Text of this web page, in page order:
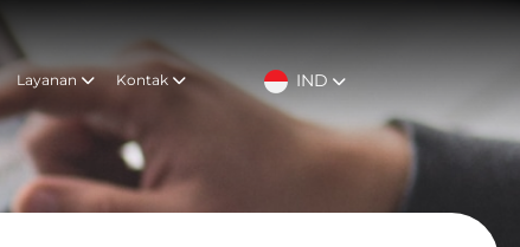
Layanan Kontak IND